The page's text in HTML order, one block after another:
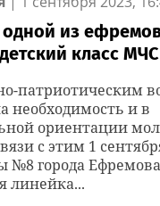
одной из
класс МЧС
патриотическим
необходимость и в
ориентации
с этим 1
№8 города Ефремова
линейка...